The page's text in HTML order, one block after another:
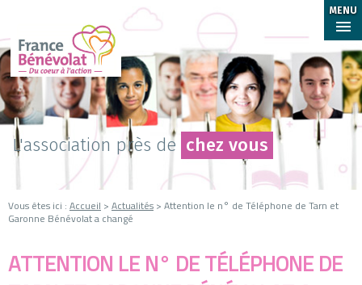
MENU
L'association près de chez vous
Vous êtes ici : Accueil > Actualités > Attention le n° de Téléphone de Tarn et
Garonne Bénévolat a changé
ATTENTION LE N° DE TÉLÉPHONE DE